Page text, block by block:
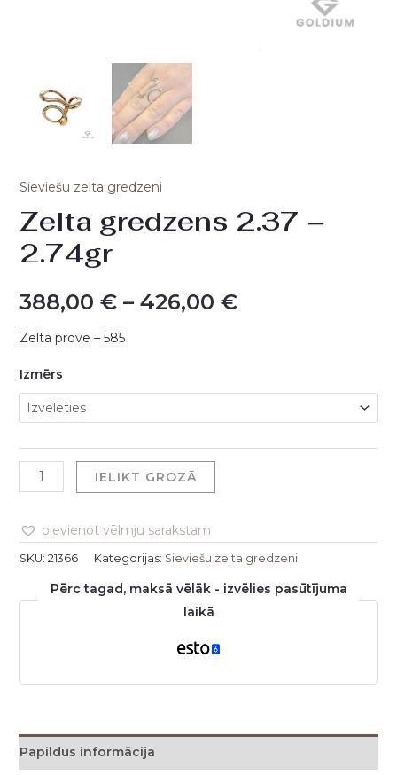
Sieviešu zelta gredzeni
Zelta gredzens 2.37 –
2.74gr
388,00 €– 426,00 €
Zelta prove – 585
Izmērs
IELIKT GROZĀ
pievienot vēlmju sarakstam
SKU: 21366 Kategorijas: Sieviešu zelta gredzeni
Pērc tagad, maksā vēlāk - izvēlies pasūtījuma
laikā
Papildus informācija